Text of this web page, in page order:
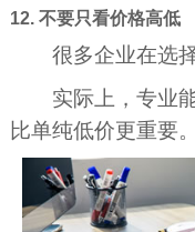
12. 不要只看价格高低
很多企业在选
实际上，专业
比单纯低价更重要。